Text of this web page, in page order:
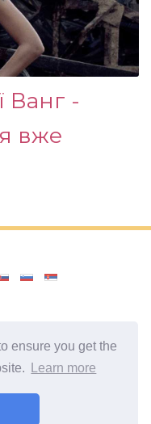
ensure you get the
Learn more
Ванг -
вже
світу. Статті
ситуаціях.
сучасного
магії.